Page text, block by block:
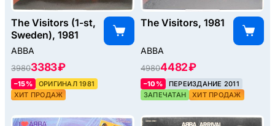
The Visitors (1-st,
Sweden), 1981
ABBA
39803383 ₽
–15%
ОРИГИНАЛ 1981
ХИТ ПРОДАЖ
The Visitors, 1981
ABBA
49804482 ₽
–10%
ПЕРЕИЗДАНИЕ 2011
ЗАПЕЧАТАН
ХИТ ПРОДАЖ